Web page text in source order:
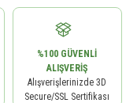
%100 GÜVENLI
ALIŞVERIŞ
Alışverişlerinizde 3D
Secure/SSL Sertifikası